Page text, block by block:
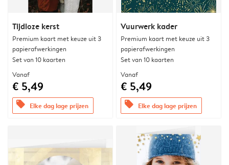
Tijdloze kerst
Premium kaart met keuze uit 3
papierafwerkingen
Set van 10 kaarten
Vanaf
€ 5,49
offers Elke dag lage prijzen
Vuurwerk kader
Premium kaart met keuze uit 3
papierafwerkingen
Set van 10 kaarten
Vanaf
€ 5,49
offers Elke dag lage prijzen